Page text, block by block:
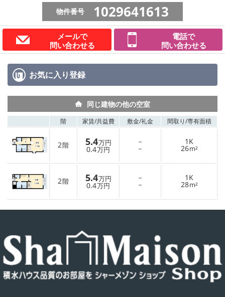
物件番号 1029641613
メールで
問い合わせる
電話で
問い合わせる
お気に入り登録
同じ建物の他の空室
階 家賃/共益費 敷金/礼金 間取り/専有面積
2階 5.4万円
0.4万円
－
－
1K
26m²
2階 5.4万円
0.4万円
－
－
1K
28m²